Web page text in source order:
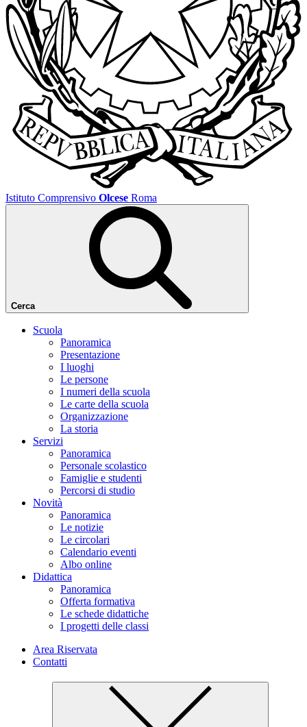
Istituto Comprensivo Olcese Roma
Cerca
Scuola
Panoramica
Presentazione
I luoghi
Le persone
I numeri della scuola
Le carte della scuola
Organizzazione
La storia
Servizi
Panoramica
Personale scolastico
Famiglie e studenti
Percorsi di studio
Novità
Panoramica
Le notizie
Le circolari
Calendario eventi
Albo online
Didattica
Panoramica
Offerta formativa
Le schede didattiche
I progetti delle classi
Area Riservata
Contatti